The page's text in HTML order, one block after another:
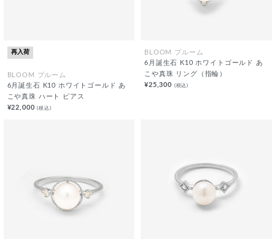
再入荷
BLOOM ブルーム
6月誕生石 K10 ホワイトゴールド あ
こや真珠 ハート ピアス
¥22,000(税込)
BLOOM ブルーム
6月誕生石 K10 ホワイトゴールド あ
こや真珠 リング（指輪）
¥25,300 (税込)